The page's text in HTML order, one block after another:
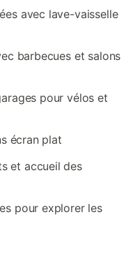
avec lave-vaisselle
barbecues et salons
pour vélos et
écran plat
et accueil des
pour explorer les